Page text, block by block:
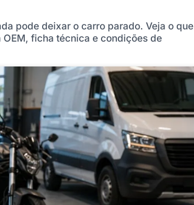
pode deixar o carro parado. Veja o que
ficha técnica e condições de